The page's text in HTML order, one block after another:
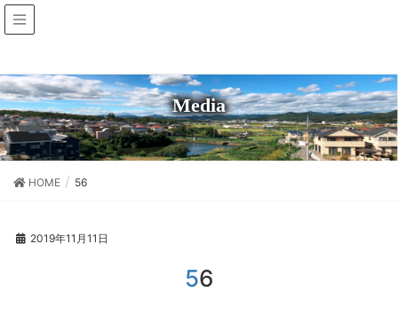
Media
HOME 56
2019年11月11日
56